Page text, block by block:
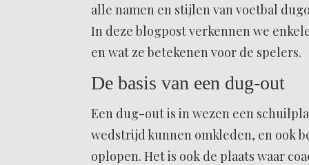
alle namen en stijlen van voetbal
In deze blogpost verkennen we
en wat ze betekenen voor de spelers.
De basis van een dug-out
Een dug-out is in wezen een
wedstrijd kunnen omkleden, en ook
oplopen. Het is ook de plaats waar